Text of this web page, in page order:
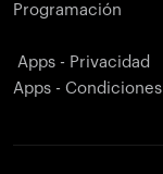
Programación
Apps - Privacidad
Apps - Condiciones